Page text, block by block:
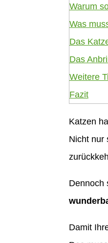
Warum
Was
Das
Das
Weitere
Fazit
Katzen
Nicht nur
Dennoch
Damit